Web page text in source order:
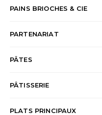
PAINS BRIOCHES & CIE
PARTENARIAT
PÂTES
PÂTISSERIE
PLATS PRINCIPAUX